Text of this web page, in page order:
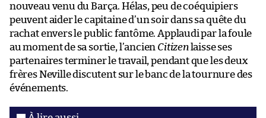
nouveau venu du Barça. Hélas, peu de coéquipiers
peuvent aider le capitaine d’un soir dans sa quête du
rachat envers le public fantôme. Applaudi par la foule
au moment de sa sortie, l’ancien Citizenlaisse ses
partenaires terminer le travail, pendant que les deux
frères Neville discutent sur le banc de la tournure des
événements.